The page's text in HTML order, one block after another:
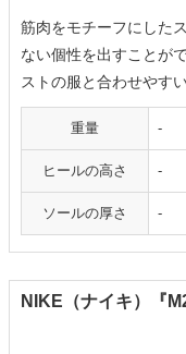
筋肉をモチーフにした
ない個性を出すことが
ストの服と合わせやすい
重量 -
ヒールの高さ -
ソールの厚さ -
NIKE（ナイキ）『